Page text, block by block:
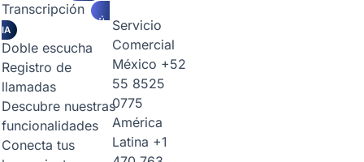
Transcripción
IA
Doble escucha
Registro de
llamadas
Descubre nuestras
funcionalidades
Conecta tus
Servicio
Comercial
México +52
55 8525
0775
América
Latina +1